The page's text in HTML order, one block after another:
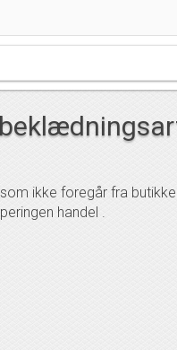
ikke foregår fra
handel .